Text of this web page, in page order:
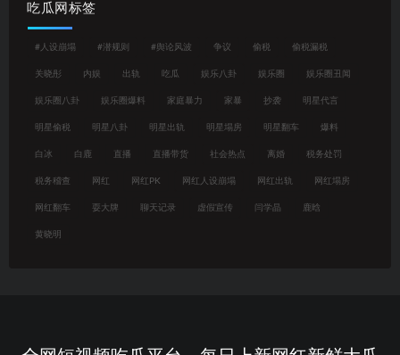
吃瓜网标签
#人设崩塌 #潜规则 #舆论风波 争议 偷税 偷税漏税
关晓彤 内娱 出轨 吃瓜 娱乐八卦 娱乐圈 娱乐圈丑闻
娱乐圈八卦 娱乐圈爆料 家庭暴力 家暴 抄袭 明星代言
明星偷税 明星八卦 明星出轨 明星塌房 明星翻车 爆料
白冰 白鹿 直播 直播带货 社会热点 离婚 税务处罚
税务稽查 网红 网红PK 网红人设崩塌 网红出轨 网红塌房
网红翻车 耍大牌 聊天记录 虚假宣传 闫学晶 鹿晗
黄晓明